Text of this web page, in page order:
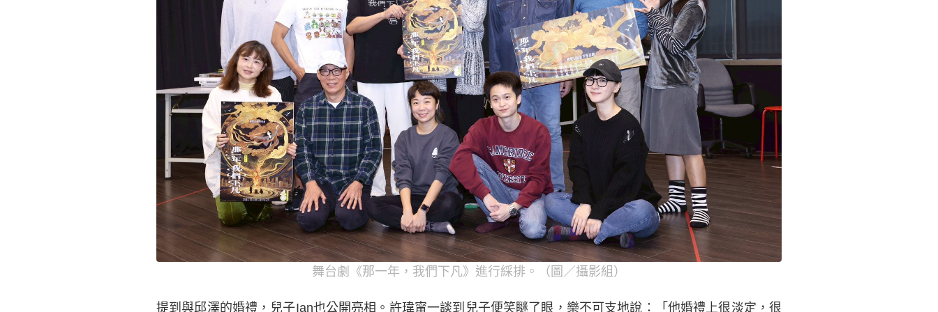
舞台劇《那一年，我們下凡》進行綵排。（圖／攝影組）
提到與邱澤的婚禮，兒子Ian也公開亮相。許瑋甯一談到兒子便笑瞇了眼，樂不可支地說：「他婚禮上很淡定，很